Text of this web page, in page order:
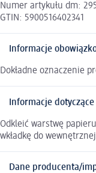
Numer artykułu dm:
GTIN: 5900516402341
Informacje
Dokładne oznaczenie
Informacje
Odkleić warstwę
wkładkę do
Dane producenta/